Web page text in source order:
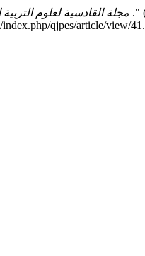
مجلة القادسية لعلوم التربية
qjpes/article/view/41.